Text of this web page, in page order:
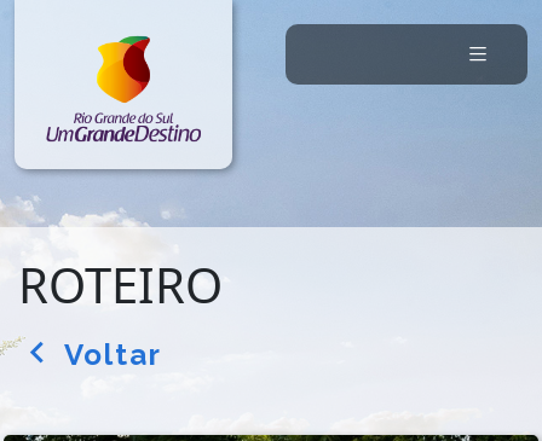
ROTEIRO
arrow_back_ios Voltar